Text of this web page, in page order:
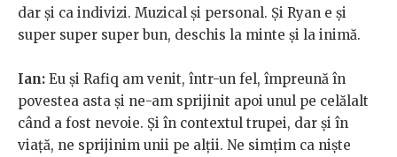
dar și ca indivizi. Muzical și personal. Și Ryan e și
super super super bun, deschis la minte și la inimă.
Ian: Eu și Rafiq am venit, într-un fel, împreună în
povestea asta și ne-am sprijinit apoi unul pe celălalt
când a fost nevoie. Și în contextul trupei, dar și în
viață, ne sprijinim unii pe alții. Ne simțim ca niște